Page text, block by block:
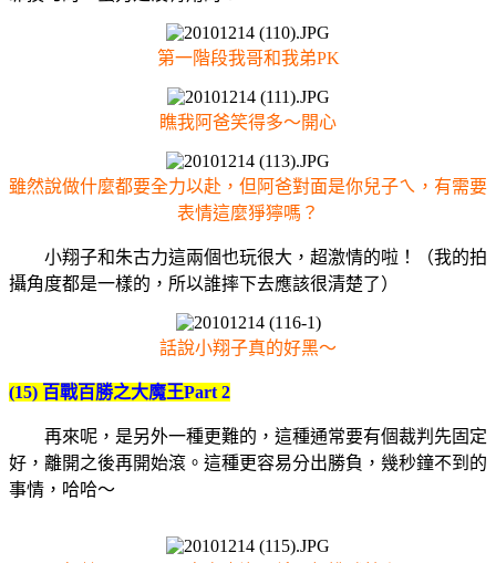
第一階段我哥和我弟PK
瞧我阿爸笑得多～開心
雖然說做什麼都要全力以赴，但阿爸對面是你兒子ㄟ，有需要
表情這麼猙獰嗎？
小翔子和朱古力這兩個也玩很大，超激情的啦！（我的拍
攝角度都是一樣的，所以誰摔下去應該很清楚了）
話說小翔子真的好黑～
(15) 百戰百勝之大魔王Part 2
再來呢，是另外一種更難的，這種通常要有個裁判先固定
好，離開之後再開始滾。這種更容易分出勝負，幾秒鐘不到的
事情，哈哈～